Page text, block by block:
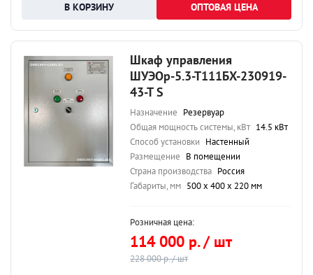
ОПТОВАЯ ЦЕНА
Шкаф управления
ШУЭОр-5.3-Т111БХ-230919-
43-Т S
Назначение Резервуар
Общая мощность системы, кВт 14.5 кВт
Способ установки Настенный
Размещение В помещении
Страна производства Россия
Габариты, мм 500 х 400 х 220 мм
Розничная цена:
114 000 р. / шт
228 000 р. / шт